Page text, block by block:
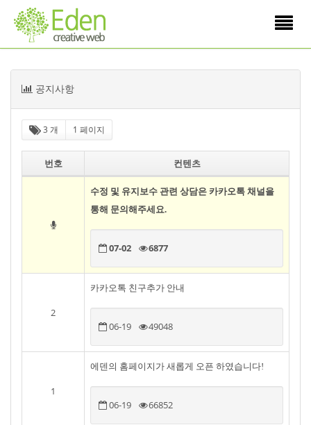
Toggle
공지사항목
3 개 1 페이지
번호 컨텐츠
수정 및 유지보수 관련 상담은 카카오톡 채널을
통해 문의해주세요.
07-02 6877
2
카카오톡 친구추가 안내
06-19 49048
1
에덴의 홈페이지가 새롭게 오픈 하였습니다!
06-19 66852